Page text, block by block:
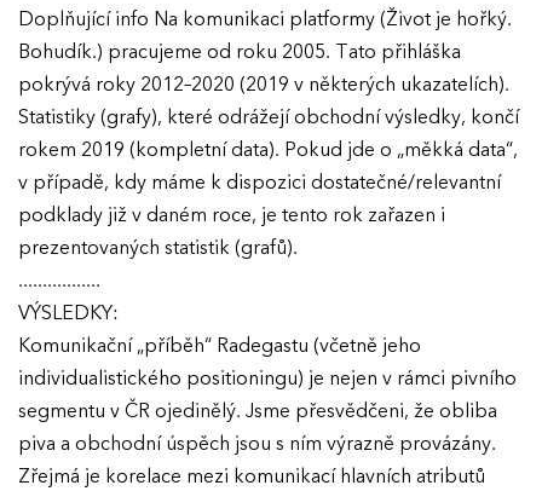
Doplňující info Na komunikaci platformy (Život je hořký.
Bohudík.) pracujeme od roku 2005. Tato přihláška
pokrývá roky 2012–2020 (2019 v některých ukazatelích).
Statistiky (grafy), které odrážejí obchodní výsledky, končí
rokem 2019 (kompletní data). Pokud jde o „měkká data“,
v případě, kdy máme k dispozici dostatečné/relevantní
podklady již v daném roce, je tento rok zařazen i
prezentovaných statistik (grafů).
.................
VÝSLEDKY:
Komunikační „příběh“ Radegastu (včetně jeho
individualistického positioningu) je nejen v rámci pivního
segmentu v ČR ojedinělý. Jsme přesvědčeni, že obliba
piva a obchodní úspěch jsou s ním výrazně provázány.
Zřejmá je korelace mezi komunikací hlavních atributů